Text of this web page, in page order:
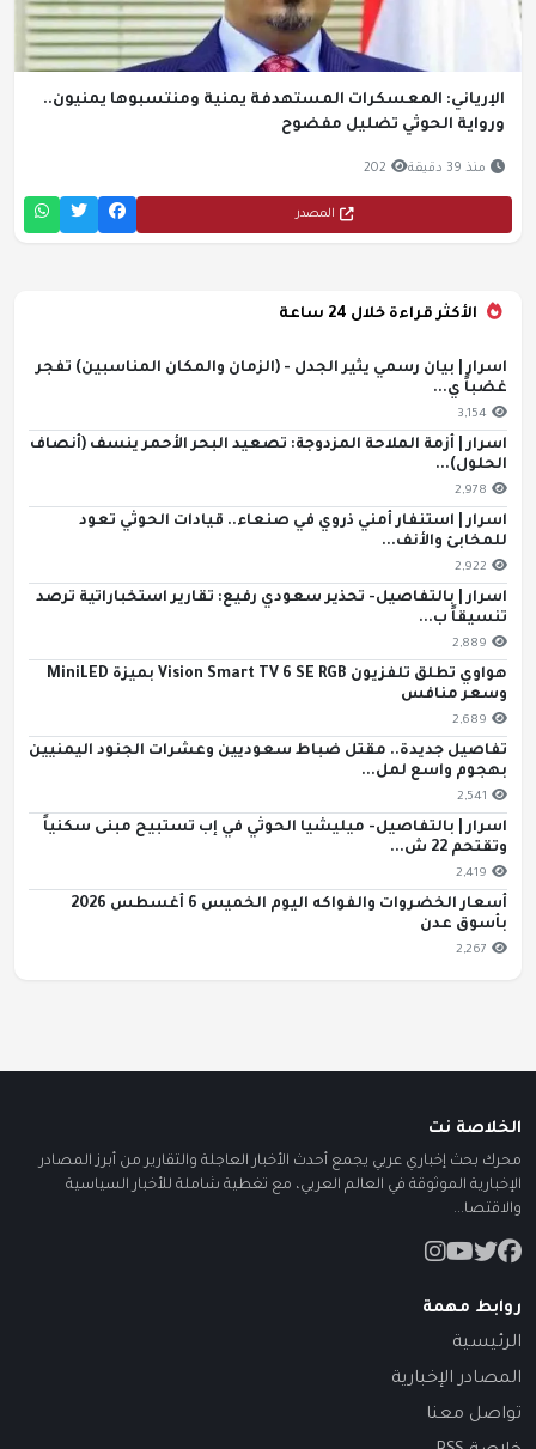
الإرياني: المعسكرات المستهدفة يمنية ومنتسبوها يمنيون..
ورواية الحوثي تضليل مفضوح
منذ 39 دقيقة 202
المصدر
الأكثر قراءة خلال 24 ساعة
اسرار | بيان رسمي يثير الجدل - (الزمان والمكان المناسبين) تفجر
غضباً ي...
3,154
اسرار | أزمة الملاحة المزدوجة: تصعيد البحر الأحمر ينسف (أنصاف
الحلول)...
2,978
اسرار | استنفار أمني ذروي في صنعاء.. قيادات الحوثي تعود
للمخابئ والأنف...
2,922
اسرار | بالتفاصيل- تحذير سعودي رفيع: تقارير استخباراتية ترصد
تنسيقاً ب...
2,889
هواوي تطلق تلفزيون Vision Smart TV 6 SE RGB بميزة MiniLED
وسعر منافس
2,689
تفاصيل جديدة.. مقتل ضباط سعوديين وعشرات الجنود اليمنيين
بهجوم واسع لمل...
2,541
اسرار | بالتفاصيل- ميليشيا الحوثي في إب تستبيح مبنى سكنياً
وتقتحم 22 ش...
2,419
أسعار الخضروات والفواكه اليوم الخميس 6 أغسطس 2026
بأسوق عدن
2,267
الخلاصة نت
محرك بحث إخباري عربي يجمع أحدث الأخبار العاجلة والتقارير من أبرز المصادر
الإخبارية الموثوقة في العالم العربي، مع تغطية شاملة للأخبار السياسية
والاقتصا...
روابط مهمة
الرئيسية
المصادر الإخبارية
تواصل معنا